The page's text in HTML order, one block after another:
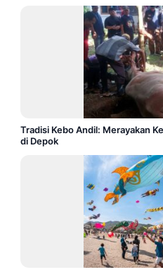
Tradisi Kebo Andil: Merayakan
di Depok